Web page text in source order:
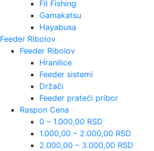
Fil Fishing
Gamakatsu
Hayabusa
Feeder Ribolov
Feeder Ribolov
Hranilice
Feeder sistemi
Držači
Feeder prateći pribor
Raspon Cena
0 – 1.000,00 RSD
1.000,00 – 2.000,00 RSD
2.000,00 – 3.000,00 RSD